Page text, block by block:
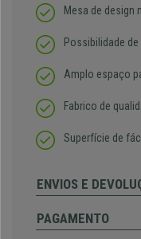
Mesa de design
Possibilidade
Amplo espaço
Fabrico de
Superfície de
ENVIOS E
PAGAMENTO